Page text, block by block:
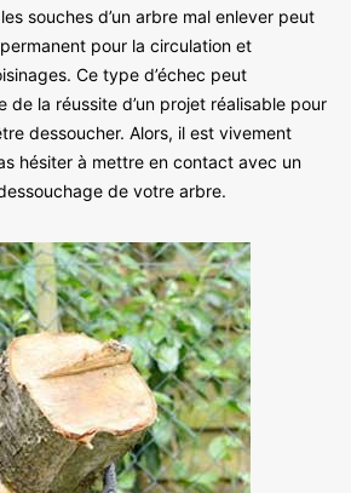
souches d’un arbre mal enlever peut
pour la circulation et
Ce type d’échec peut
de la réussite d’un projet réalisable pour
dessoucher. Alors, il est vivement
hésiter à mettre en contact avec un
de votre arbre.